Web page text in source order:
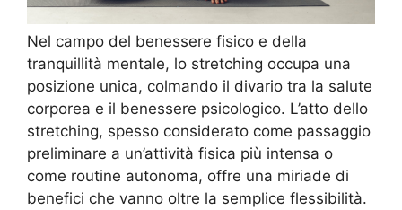
Nel campo del benessere fisico e della
tranquillità mentale, lo stretching occupa una
posizione unica, colmando il divario tra la salute
corporea e il benessere psicologico. L’atto dello
stretching, spesso considerato come passaggio
preliminare a un’attività fisica più intensa o
come routine autonoma, offre una miriade di
benefici che vanno oltre la semplice flessibilità.